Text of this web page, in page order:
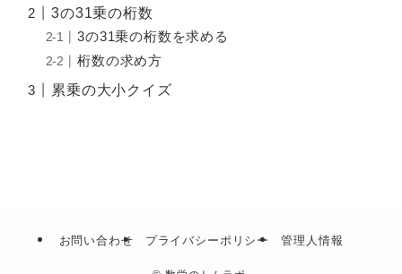
3の31乗の桁数
3の31乗の桁数を求める
桁数の求め方
累乗の大小クイズ
お問い合わせ プライバシーポリシー 管理人情報